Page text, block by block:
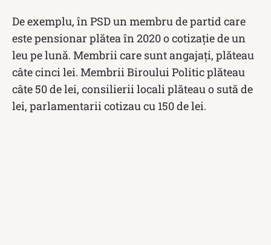
De exemplu, în PSD un membru de partid care
este pensionar plătea în 2020 o cotizaţie de un
leu pe lună. Membrii care sunt angajaţi, plăteau
câte cinci lei. Membrii Biroului Politic plăteau
câte 50 de lei, consilierii locali plăteau o sută de
lei, parlamentarii cotizau cu 150 de lei.